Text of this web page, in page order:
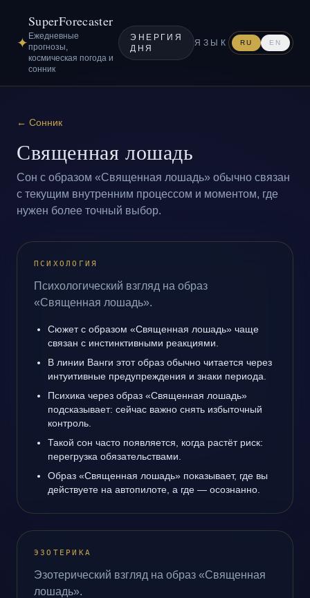
✦
SuperForecaster
Ежедневные
прогнозы,
космическая погода и
сонник
ЭНЕРГИЯ
ДНЯ
ЯЗЫК RU EN
← Сонник
Священная лошадь
Сон с образом «Священная лошадь» обычно связан
с текущим внутренним процессом и моментом, где
нужен более точный выбор.
ПСИХОЛОГИЯ
Психологический взгляд на образ
«Священная лошадь».
Сюжет с образом «Священная лошадь» чаще
связан с инстинктивными реакциями.
В линии Ванги этот образ обычно читается через
интуитивные предупреждения и знаки периода.
Психика через образ «Священная лошадь»
подсказывает: сейчас важно снять избыточный
контроль.
Такой сон часто появляется, когда растёт риск:
перегрузка обязательствами.
Образ «Священная лошадь» показывает, где вы
действуете на автопилоте, а где — осознанно.
ЭЗОТЕРИКА
Эзотерический взгляд на образ «Священная
лошадь».